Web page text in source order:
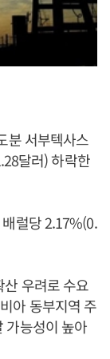
분 서부텍사스
달러) 하락한
럴당 2.17%(0.
우려로 수요
아 동부지역 주
가능성이 높아